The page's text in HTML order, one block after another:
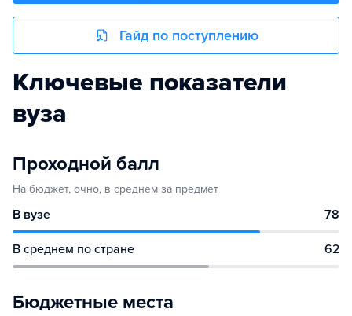
Гайд по поступлению
Ключевые показатели
вуза
Проходной балл
На бюджет, очно, в среднем за предмет
В вузе 78
В среднем по стране 62
Бюджетные места